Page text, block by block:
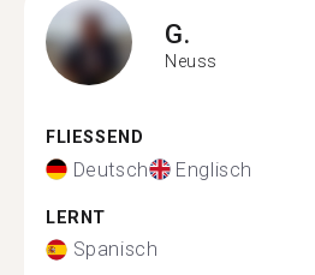
G.
Neuss
FLIESSEND
Deutsch Englisch
LERNT
Spanisch